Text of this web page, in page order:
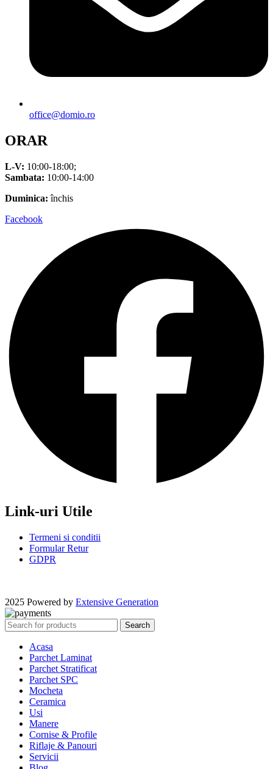
office@domio.ro
ORAR
L-V: 10:00-18:00;
Sambata: 10:00-14:00
Duminica: închis
Facebook
Link-uri Utile
Termeni si conditii
Formular Retur
GDPR
2025 Powered by Extensive Generation
Search
Acasa
Parchet Laminat
Parchet Stratificat
Parchet SPC
Mocheta
Ceramica
Usi
Manere
Cornise & Profile
Riflaje & Panouri
Servicii